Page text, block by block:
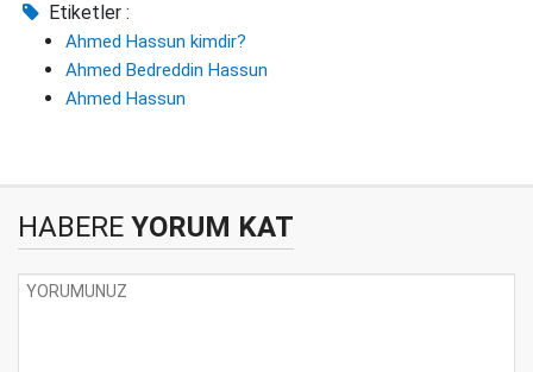
Etiketler :
Ahmed Hassun kimdir?
Ahmed Bedreddin Hassun
Ahmed Hassun
HABERE YORUM KAT